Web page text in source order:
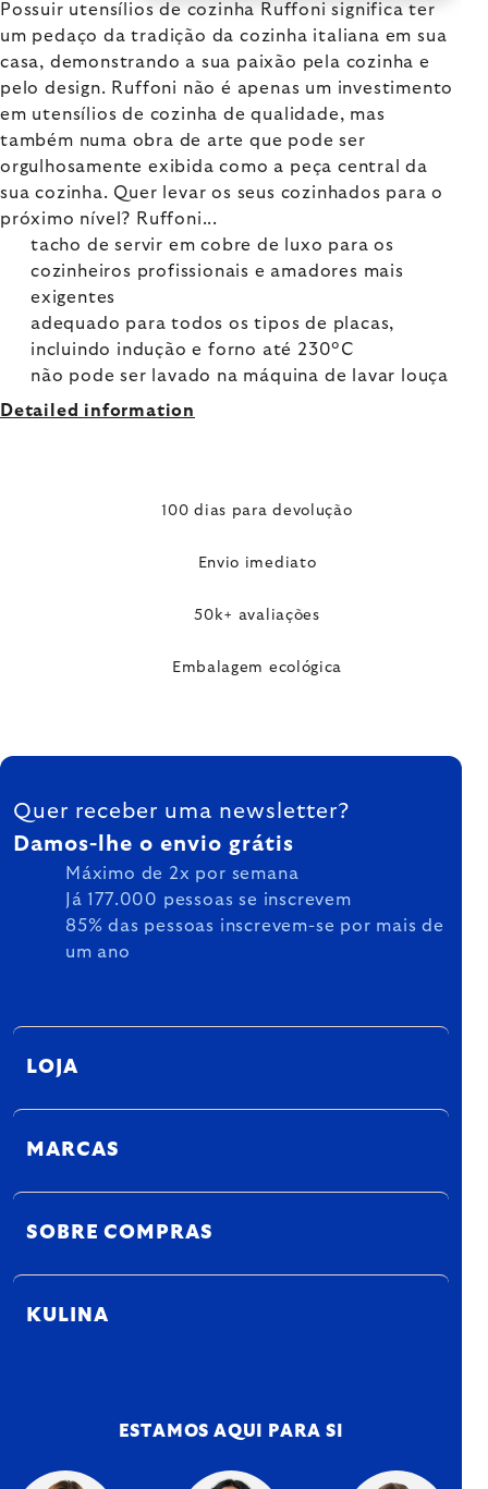
Possuir utensílios de cozinha Ruffoni significa ter
um pedaço da tradição da cozinha italiana em sua
casa, demonstrando a sua paixão pela cozinha e
pelo design. Ruffoni não é apenas um investimento
em utensílios de cozinha de qualidade, mas
também numa obra de arte que pode ser
orgulhosamente exibida como a peça central da
sua cozinha. Quer levar os seus cozinhados para o
próximo nível? Ruffoni...
tacho de servir em cobre de luxo para os
cozinheiros profissionais e amadores mais
exigentes
adequado para todos os tipos de placas,
incluindo indução e forno até 230°C
não pode ser lavado na máquina de lavar louça
Detailed information
100 dias para devolução
Envio imediato
50k+ avaliações
Embalagem ecológica
FOOTER
Quer receber uma newsletter?
Damos-lhe o envio grátis
Máximo de 2x por semana
Já 177.000 pessoas se inscrevem
85% das pessoas inscrevem-se por mais de
um ano
LOJA
MARCAS
SOBRE COMPRAS
KULINA
ESTAMOS AQUI PARA SI